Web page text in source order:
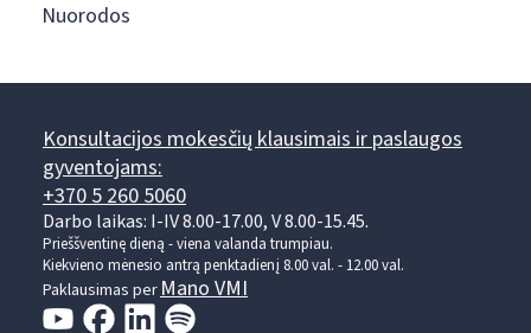
Nuorodos
Konsultacijos mokesčių klausimais ir paslaugos
gyventojams:
+370 5 260 5060
Darbo laikas: I-IV 8.00-17.00, V 8.00-15.45.
Prieššventinę dieną - viena valanda trumpiau.
Kiekvieno mėnesio antrą penktadienį 8.00 val. - 12.00 val.
Paklausimas perMano VMI